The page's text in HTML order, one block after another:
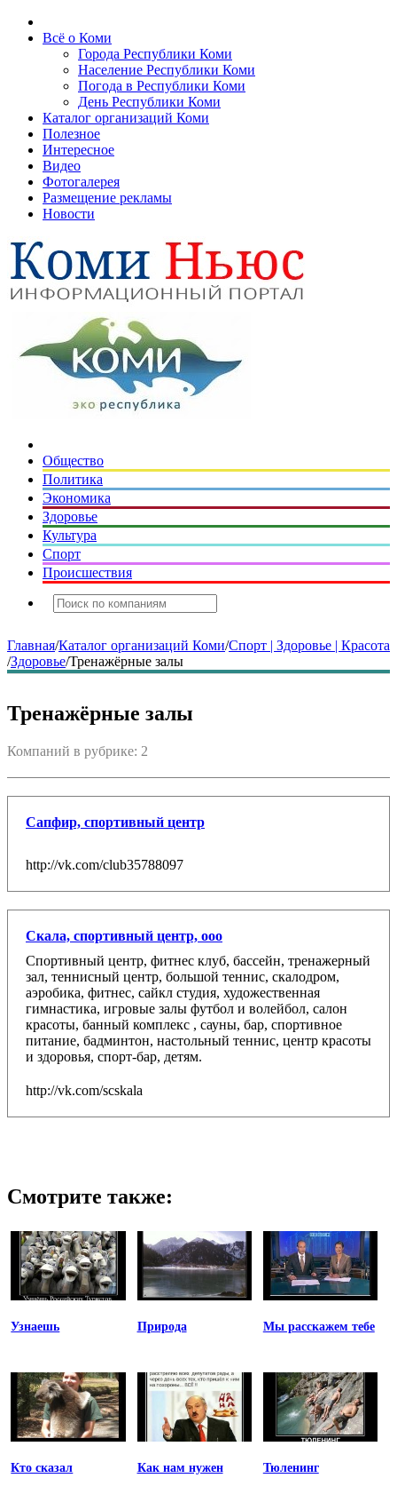
Всё о Коми
Города Республики Коми
Население Республики Коми
Погода в Республики Коми
День Республики Коми
Каталог организаций Коми
Полезное
Интересное
Видео
Фотогалерея
Размещение рекламы
Новости
Общество
Политика
Экономика
Здоровье
Культура
Спорт
Происшествия
Главная/Каталог организаций Коми/Спорт | Здоровье | Красота
/Здоровье/Тренажёрные залы
Тренажёрные залы
Компаний в рубрике: 2
Сапфир, спортивный центр
http://vk.com/club35788097
Скала, спортивный центр, ооо
Спортивный центр, фитнес клуб, бассейн, тренажерный
зал, теннисный центр, большой теннис, скалодром,
аэробика, фитнес, сайкл студия, художественная
гимнастика, игровые залы футбол и волейбол, салон
красоты, банный комплекс , сауны, бар, спортивное
питание, бадминтон, настольный теннис, центр красоты
и здоровья, спорт-бар, детям.
http://vk.com/scskala
Смотрите также:
Узнаешь Природа Мы расскажем тебе
Кто сказал Как нам нужен Тюленинг